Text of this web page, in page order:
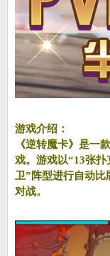
游戏介绍：
《逆转魔卡》是一
戏。游戏以“13张
卫”阵型进行自动比
对战。